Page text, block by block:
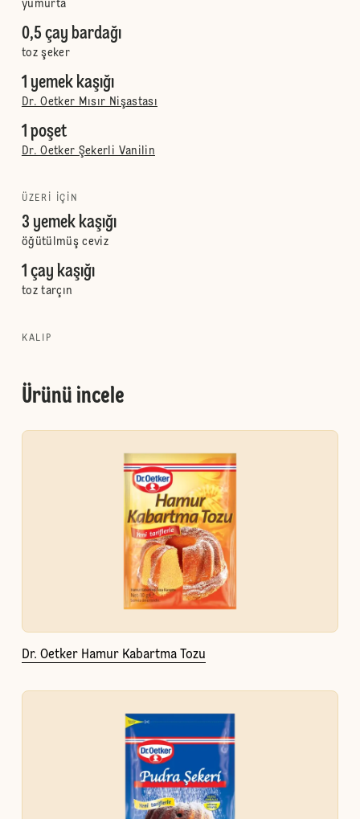
yumurta
0,5 çay bardağı
toz şeker
1 yemek kaşığı
Dr. Oetker Mısır Nişastası
1 poşet
Dr. Oetker Şekerli Vanilin
ÜZERI IÇIN
3 yemek kaşığı
öğütülmüş ceviz
1 çay kaşığı
toz tarçın
KALIP
Ürünü incele
Dr. Oetker Hamur Kabartma Tozu